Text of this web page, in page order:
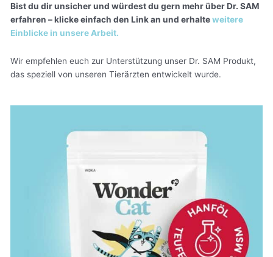
Bist du dir unsicher und würdest du gern mehr über Dr. SAM
erfahren – klicke einfach den Link an und erhalteweitere
Einblicke in unsere Arbeit.
Wir empfehlen euch zur Unterstützung unser Dr. SAM Produkt,
das speziell von unseren Tierärzten entwickelt wurde.